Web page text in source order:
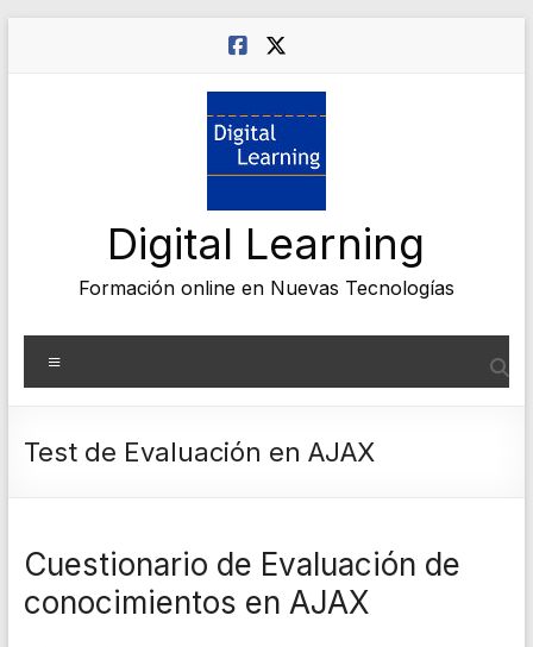
Digital Learning
Formación online en Nuevas Tecnologías
Test de Evaluación en AJAX
Cuestionario de Evaluación de
conocimientos en AJAX